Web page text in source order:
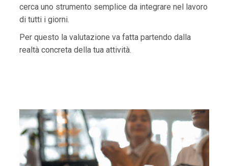
cerca uno strumento semplice da integrare nel lavoro
di tutti i giorni.
Per questo la valutazione va fatta partendo dalla
realtà concreta della tua attività.